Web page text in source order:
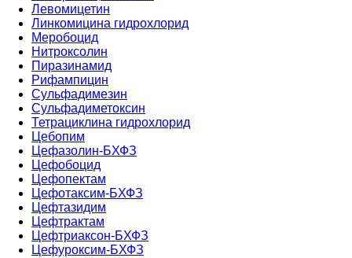
Левомицетин
Линкомицина гидрохлорид
Меробоцид
Нитроксолин
Пиразинамид
Рифампицин
Сульфадимезин
Сульфадиметоксин
Тетрациклина гидрохлорид
Цебопим
Цефазолин-БХФЗ
Цефобоцид
Цефопектам
Цефотаксим-БХФЗ
Цефтазидим
Цефтрактам
Цефтриаксон-БХФЗ
Цефуроксим-БХФЗ